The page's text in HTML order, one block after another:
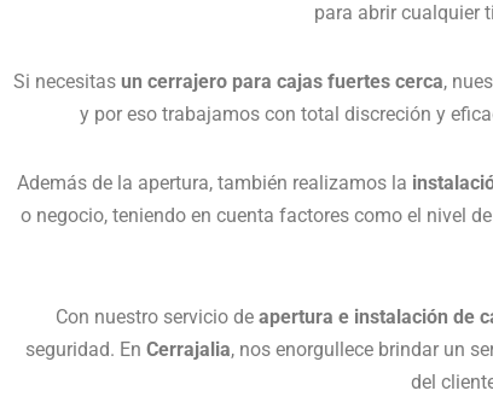
para abrir cualquier
Si necesitas un cerrajero para cajas fuertes cerca,
y por eso trabajamos con total discreción y
Además de la apertura, también realizamos la
o negocio, teniendo en cuenta factores como el nivel
Con nuestro servicio de apertura e instalación de
seguridad. En Cerrajalia, nos enorgullece brindar un
del